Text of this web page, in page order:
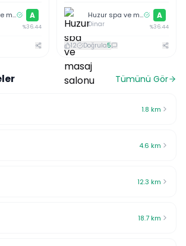
Huzur spa ve masaj salonu A
%36.44
Huzur spa ve masaj salonu
Dinar
A
%36.44
12 Doğrula5
Tümünü Gör
1.8 km
4.6 km
12.3 km
18.7km